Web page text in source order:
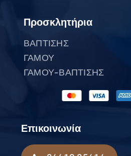
Προσκλητήρια
ΒΑΠΤΙΣΗΣ
ΓΑΜΟΥ
ΓΑΜΟΥ-ΒΑΠΤΙΣΗΣ
Επικοινωνία